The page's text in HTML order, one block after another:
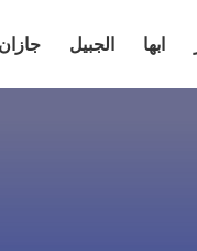
ابها الجبيل جازان